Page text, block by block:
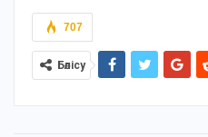
707
Бөлісу